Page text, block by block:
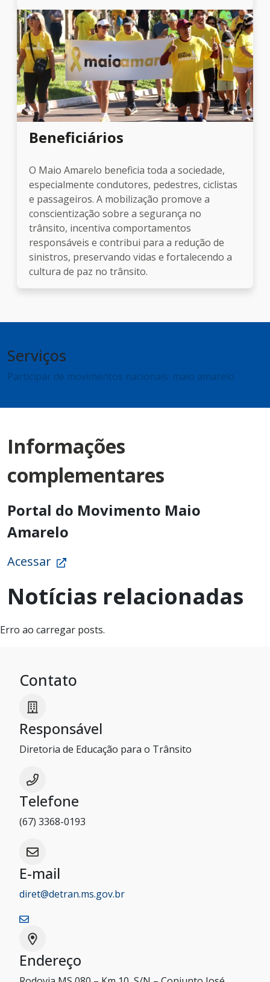
Beneficiários
O Maio Amarelo beneficia toda a sociedade,
especialmente condutores, pedestres, ciclistas
e passageiros. A mobilização promove a
conscientização sobre a segurança no
trânsito, incentiva comportamentos
responsáveis e contribui para a redução de
sinistros, preservando vidas e fortalecendo a
cultura de paz no trânsito.
Serviços
Participar de movimentos nacionais: maio amarelo
Informações
complementares
Portal do Movimento Maio
Amarelo
Acessar
Notícias relacionadas
Erro ao carregar posts.
Contato
Responsável
Diretoria de Educação para o Trânsito
Telefone
(67) 3368-0193
E-mail
diret@detran.ms.gov.br
Endereço